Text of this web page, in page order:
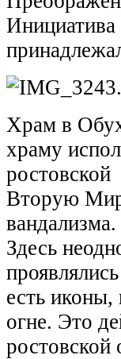
Инициатива
Храм в
храму
ростовской
Вторую
вандализма.
Здесь
есть иконы,
огне. Это
ростовской